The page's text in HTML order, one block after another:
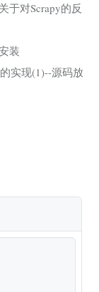
于对Scrapy的反
装
实现(1)--源码放